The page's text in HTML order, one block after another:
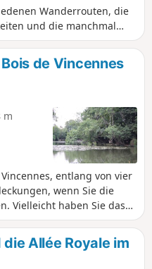
Wanderrouten, die
und die manchmal
16 Gemeinden mit ihren
Geschichten vorstellen.
de Vincennes
m
entlang von vier
wenn Sie die
Vielleicht haben Sie das
und dem Château de
zu sehen.
Allée Royale im